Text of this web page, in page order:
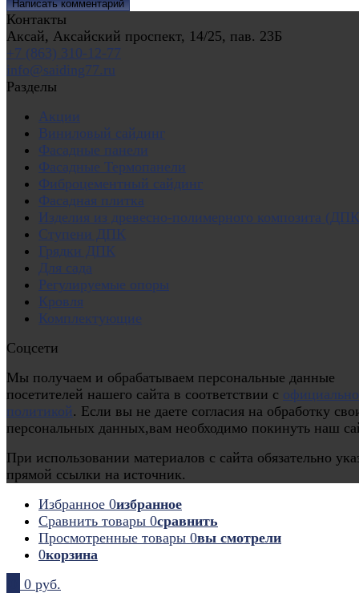
Контакты
Аксай, Аксайский проспект, 14/25, пав. 23Б
+7 (863) 310-12-77
info@saiding77.ru
Разделы
Акции
Виниловый сайдинг
Фасадные панели
Фасадные Термопанели
Фиброцементный сайдинг
Фасадная плитка
Изделия из древесно-полимерного композита
Ступени ДПК
Грядки ДПК
Для сада
Регулируемые опоры
Кровля
Комплектующие
Соцсети
Мы получаем и обрабатываем персональные данные
посетителей нашего сайта в соответствии с
политикой. Если вы не даете согласия на обработку
персональных данных,вам необходимо покинуть наш
При использовании материалов с сайта обязательно
прямой ссылки на источник.
Избранное 0избранное
Сравнить товары 0сравнить
Просмотренные товары 0вы смотрели
0корзина
0 руб.